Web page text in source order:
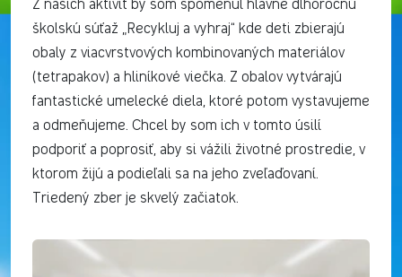
Z našich aktivít by som spomenul hlavne dlhoročnú
školskú súťaž „Recykluj a vyhraj“ kde deti zbierajú
obaly z viacvrstvových kombinovaných materiálov
(tetrapakov) a hliníkové viečka. Z obalov vytvárajú
fantastické umelecké diela, ktoré potom vystavujeme
a odmeňujeme. Chcel by som ich v tomto úsilí
podporiť a poprosiť, aby si vážili životné prostredie, v
ktorom žijú a podieľali sa na jeho zveľaďovaní.
Triedený zber je skvelý začiatok.